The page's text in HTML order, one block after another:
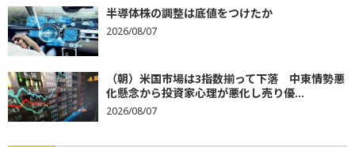
半導体株の調整は底値をつけたか
2026/08/07
（朝）米国市場は3指数揃って下落 中東情勢悪
化懸念から投資家心理が悪化し売り優...
2026/08/07